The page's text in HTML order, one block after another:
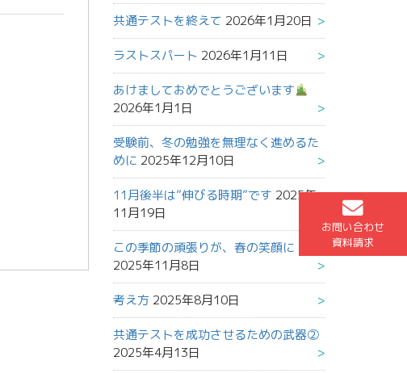
お問い合わせ
資料請求
共通テストを終えて 2026年1月20日
ラストスパート 2026年1月11日
あけましておめでとうございます
2026年1月1日
受験前、冬の勉強を無理なく進めるた
めに 2025年12月10日
11月後半は”伸びる時期”です 2025年
11月19日
この季節の頑張りが、春の笑顔に
2025年11月8日
考え方 2025年8月10日
共通テストを成功させるための武器②
2025年4月13日